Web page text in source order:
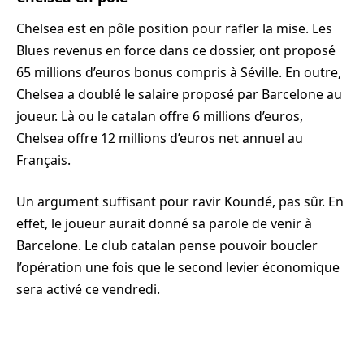
Chelsea est en pôle position pour rafler la mise. Les
Blues revenus en force dans ce dossier, ont proposé
65 millions d’euros bonus compris à Séville. En outre,
Chelsea a doublé le salaire proposé par Barcelone au
joueur. Là ou le catalan offre 6 millions d’euros,
Chelsea offre 12 millions d’euros net annuel au
Français.
Un argument suffisant pour ravir Koundé, pas sûr. En
effet, le joueur aurait donné sa parole de venir à
Barcelone. Le club catalan pense pouvoir boucler
l’opération une fois que le second levier économique
sera activé ce vendredi.